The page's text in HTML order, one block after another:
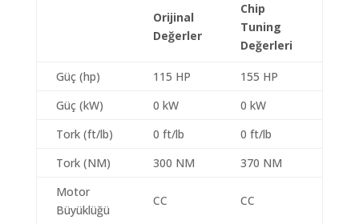
Orijinal
Değerler
Chip
Tuning
Değerleri
Güç (hp) 115 HP
155 HP
Güç (kW)
0 kW
0 kW
Tork (ft/lb)
0 ft/lb
0 ft/lb
Tork (NM)
300 NM
370 NM
Motor
Büyüklüğü
CC CC